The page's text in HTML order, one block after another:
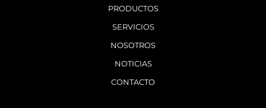
PRODUCTOS
SERVICIOS
NOSOTROS
NOTICIAS
CONTACTO